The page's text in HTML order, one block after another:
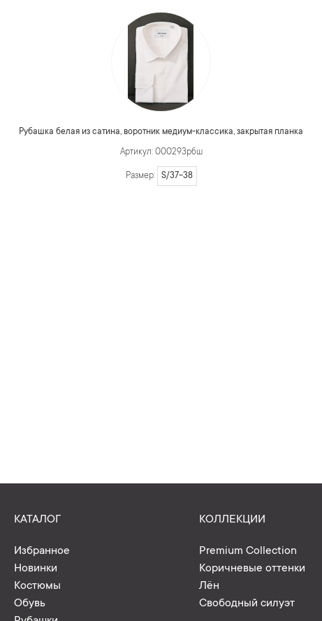
Рубашка белая из сатина, воротник медиум-классика, закрытая планка
Артикул: 000293рбш
Размер: S/37-38
КАТАЛОГ
Избранное
Новинки
Костюмы
Обувь
КОЛЛЕКЦИИ
Premium Collection
Коричневые оттенки
Лён
Свободный силуэт